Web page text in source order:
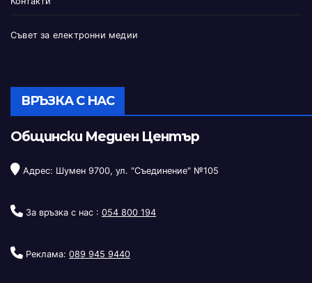
Съвет за електронни медии
ВРЪЗКА С НАС
Общински Медиен Център
Адрес: Шумен 9700, ул. "Съединение" №105
За връзка с нас : 054 800 194
Реклама: 089 945 9440